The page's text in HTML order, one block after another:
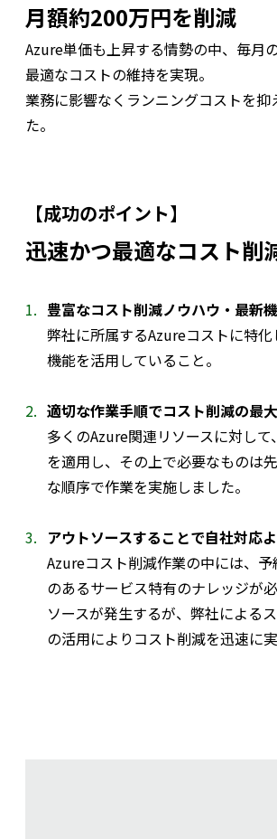
月額約200万円を削減
Azure単価も上昇する情勢の中、毎月
最適なコストの維持を実現。
業務に影響なくランニングコストを
た。
【成功のポイント】
迅速かつ最適なコスト削
豊富なコスト削減ノウハウ・最新
弊社に所属するAzureコストに特
機能を活用していること。
適切な作業手順でコスト削減の最
多くのAzure関連リソースに対し
を適用し、その上で必要なものは
な順序で作業を実施しました。
アウトソースすることで自社対応
Azureコスト削減作業の中には、
のあるサービス特有のナレッジが
ソースが発生するが、弊社による
の活用によりコスト削減を迅速に